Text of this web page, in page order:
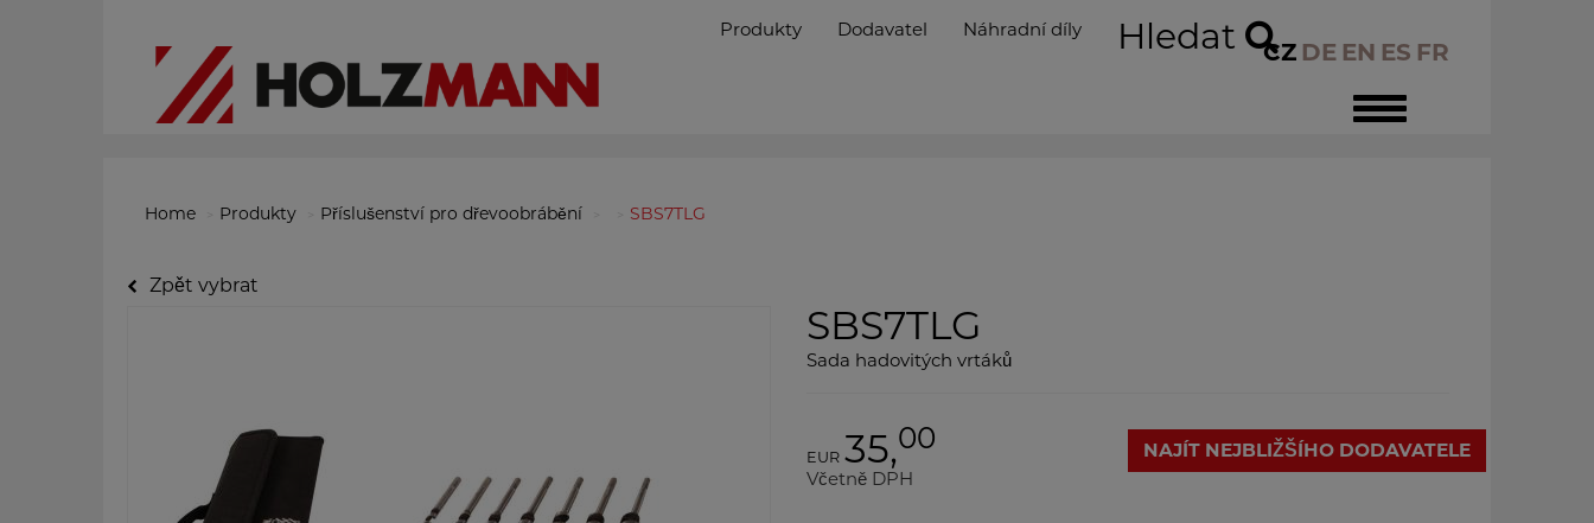
Toggle
navigation
CZ DE EN ES FR
Produkty Dodavatel Náhradní díly Hledat
Home Produkty Příslušenství pro dřevoobrábění SBS7TLG
Zpět vybrat
SBS7TLG
Sada hadovitých vrtáků
EUR 35,00
Včetně DPH
NAJÍT NEJBLIŽŠÍHO DODAVATELE